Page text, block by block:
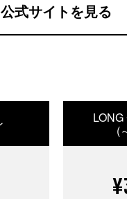
公式サイトを見る
(